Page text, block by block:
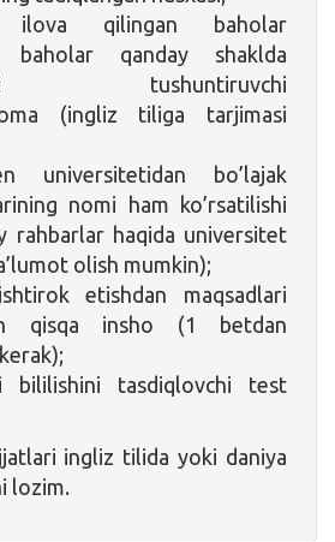
ilova qilingan baholar
baholar qanday shaklda
tushuntiruvchi
(ingliz tiliga tarjimasi
universitetidan bo’lajak
nomi ham ko’rsatilishi
rahbarlar haqida universitet
olish mumkin);
etishdan maqsadlari
qisqa insho (1 betdan
bililishini tasdiqlovchi test
ingliz tilida yoki daniya
lozim.